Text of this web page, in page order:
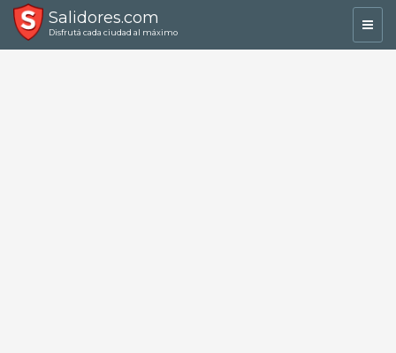
Salidores.com
Disfrutá cada ciudad al máximo